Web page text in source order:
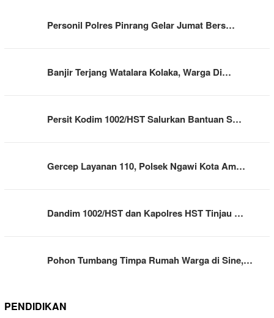
Personil Polres Pinrang Gelar Jumat Bers…
Banjir Terjang Watalara Kolaka, Warga Di…
Persit Kodim 1002/HST Salurkan Bantuan S…
Gercep Layanan 110, Polsek Ngawi Kota Am…
Dandim 1002/HST dan Kapolres HST Tinjau …
Pohon Tumbang Timpa Rumah Warga di Sine,…
PENDIDIKAN